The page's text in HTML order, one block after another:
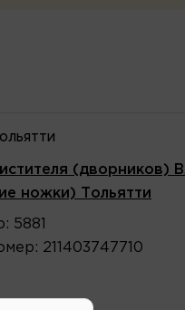
(дворников)
ножки) Тольятти
: 5881
: 211403747710